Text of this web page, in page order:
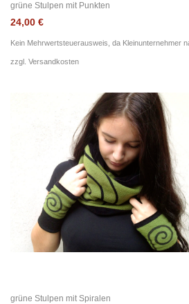
grüne Stulpen mit Punkten
24,00 €
Kein Mehrwertsteuerausweis, da Kleinunternehmer
zzgl. Versandkosten
grüne Stulpen mit Spiralen